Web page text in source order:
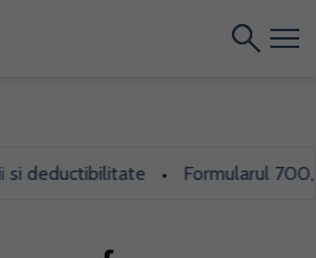
• Formularul 700,